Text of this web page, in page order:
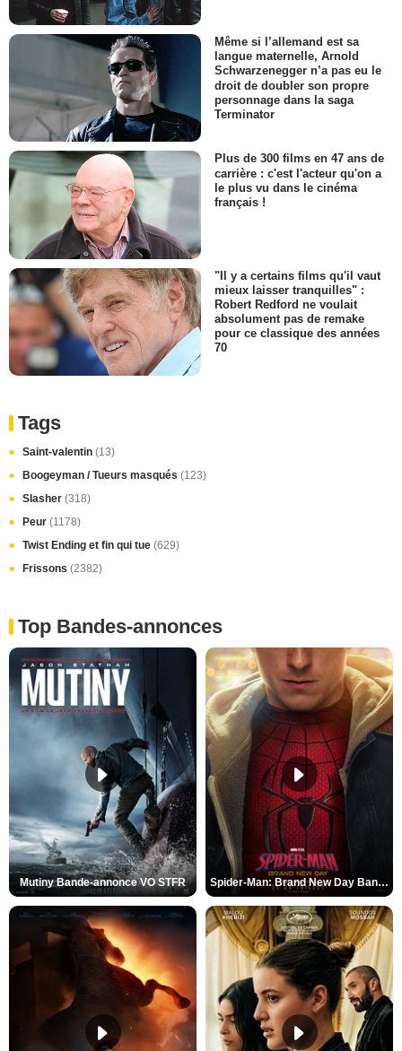
Même si l’allemand est sa
langue maternelle, Arnold
Schwarzenegger n’a pas eu le
droit de doubler son propre
personnage dans la saga
Terminator
Plus de 300 films en 47 ans de
carrière : c'est l'acteur qu'on a
le plus vu dans le cinéma
français !
"Il y a certains films qu'il vaut
mieux laisser tranquilles" :
Robert Redford ne voulait
absolument pas de remake
pour ce classique des années
70
Tags
Saint-valentin (13)
Boogeyman / Tueurs masqués (123)
Slasher (318)
Peur (1178)
Twist Ending et fin qui tue (629)
Frissons (2382)
Top Bandes-annonces
Mutiny Bande-annonce VO STFR Spider-Man: Brand New Day Bande-annonce VO STFR